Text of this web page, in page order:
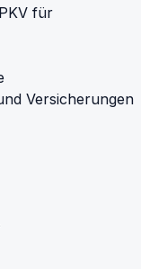
PKV für
Versicherungen